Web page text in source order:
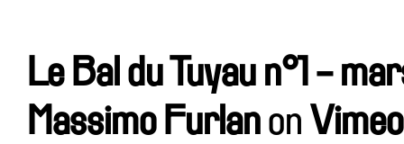
Le Bal du Tuyau n°1 -
Massimo Furlan on Vimeo